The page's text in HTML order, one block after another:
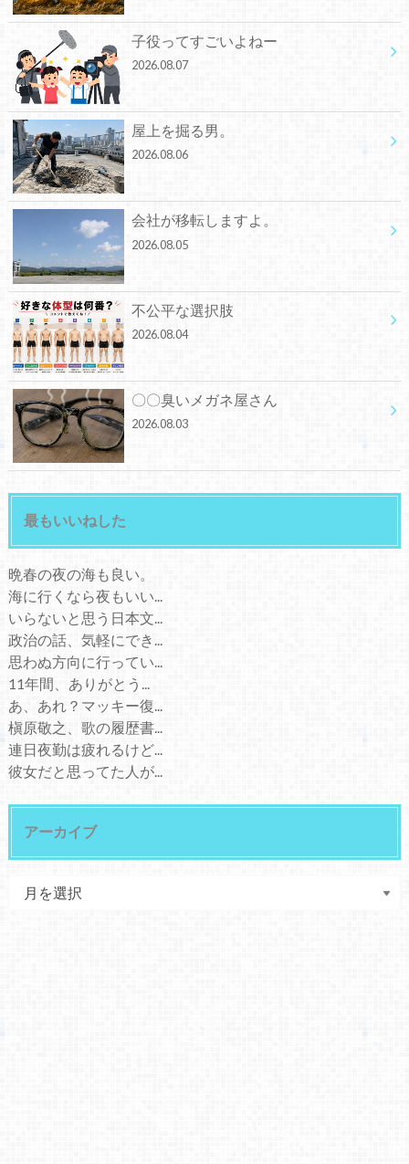
子役ってすごいよねー
2026.08.07
屋上を掘る男。
2026.08.06
会社が移転しますよ。
2026.08.05
不公平な選択肢
2026.08.04
〇〇臭いメガネ屋さん
2026.08.03
最もいいねした
晩春の夜の海も良い。
海に行くなら夜もいい...
いらないと思う日本文...
政治の話、気軽にでき...
思わぬ方向に行ってい...
11年間、ありがとう...
あ、あれ？マッキー復...
槇原敬之、歌の履歴書...
連日夜勤は疲れるけど...
彼女だと思ってた人が...
アーカイブ